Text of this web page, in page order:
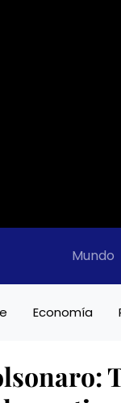
Mundo
Economía